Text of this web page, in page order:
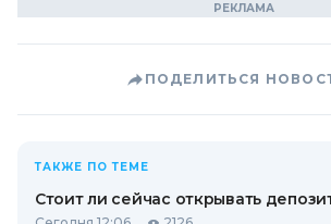
ПОДЕЛИТЬСЯ
ТАКЖЕ ПО ТЕМЕ
Стоит ли сейчас открывать